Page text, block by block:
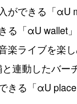
ができる「αU
る「αU wallet
楽ライブを楽
連動したバー
きる「αU